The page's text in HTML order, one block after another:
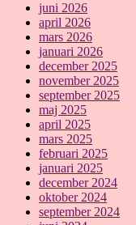
juni 2026
april 2026
mars 2026
januari 2026
december 2025
november 2025
september 2025
maj 2025
april 2025
mars 2025
februari 2025
januari 2025
december 2024
oktober 2024
september 2024